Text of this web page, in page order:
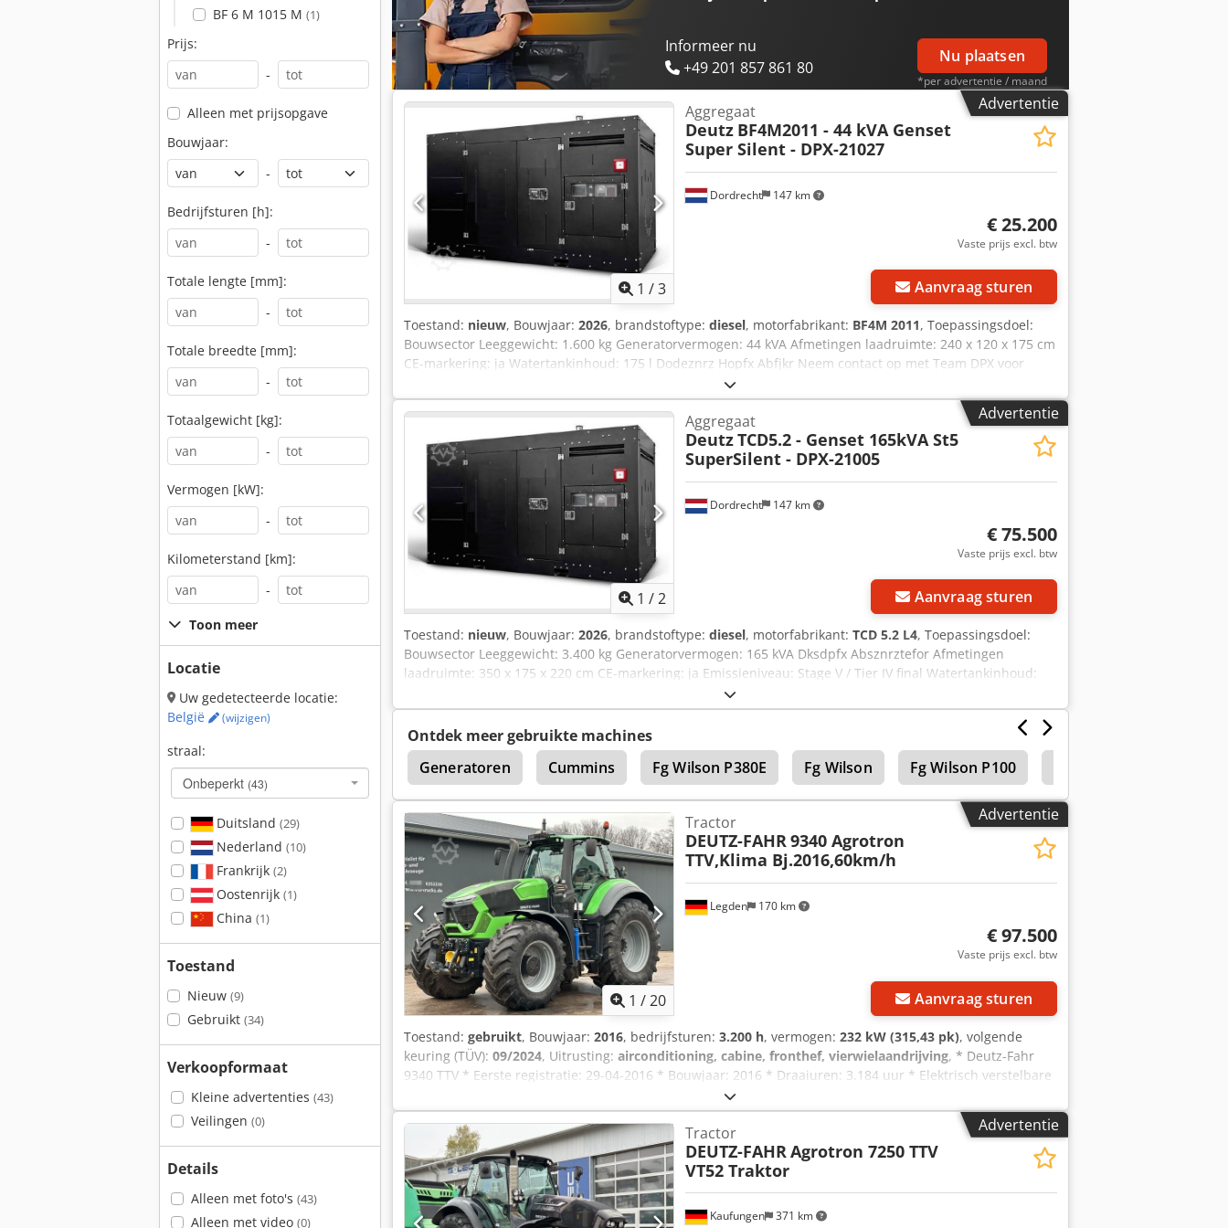
BF 6 M 1015 M (1)
Prijs:
-
Alleen met prijsopgave
Bouwjaar:
-
Bedrijfsturen [h]:
-
Totale lengte [mm]:
-
Totale breedte [mm]:
-
Totaalgewicht [kg]:
-
Vermogen [kW]:
-
Kilometerstand [km]:
-
Toon meer
Locatie
Uw gedetecteerde locatie:
België
(wijzigen)
straal:
Onbeperkt (43)
Duitsland (29)
Nederland (10)
Frankrijk (2)
Oostenrijk (1)
China (1)
Toestand
Nieuw (9)
Gebruikt (34)
Verkoopformaat
Kleine advertenties (43)
Veilingen (0)
Details
Alleen met foto's (43)
Alleen met video (0)
Informeer nu
+49 201 857 861 80
Nu plaatsen
*per advertentie / maand
Advertentie
1 /3
Dordrecht 147 km
Aggregaat
Deutz BF4M2011 - 44 kVA Genset
Super Silent - DPX-21027
€ 25.200
Vaste prijs excl. btw
Aanvraag sturen
Toestand: nieuw, Bouwjaar: 2026, brandstoftype: diesel, motorfabrikant: BF4M 2011, Toepassingsdoel:
Bouwsector Leeggewicht: 1.600 kg Generatorvermogen: 44 kVA Afmetingen laadruimte: 240 x 120 x 175 cm
CE-markering: ja Watertankinhoud: 175 l Dodeznrz Hopfx Abfjkr Neem contact op met Team DPX voor
meer informatie. = Verdere opties en accessoires = - Accu - Bedieningspaneel - Stalen dak - Tankwagen
Advertentie
Vraag meer foto's aan
1 /2
Dordrecht 147 km
Aggregaat
DeutzTCD5.2 - Genset 165kVA St5
SuperSilent - DPX-21005
€ 75.500
Vaste prijs excl. btw
Aanvraag sturen
Toestand: nieuw, Bouwjaar: 2026, brandstoftype: diesel, motorfabrikant: TCD 5.2 L4, Toepassingsdoel:
Bouwsector Leeggewicht: 3.400 kg Generatorvermogen: 165 kVA Dksdpfx Absznrztefor Afmetingen
laadruimte: 350 x 175 x 220 cm CE-markering: ja Emissieniveau: Stage V / Tier IV final Watertankinhoud:
500 l Neem contact op met Team DPX voor meer informatie. = Verdere opties en accessoires = - Accu -
Bedieningspaneel - Stalen dak - Tankwagen
Ontdek meer gebruikte machines
Generatoren
Cummins Fg Wilson P380E Fg Wilson Fg Wilson P100
Fendt F390 Gta Fendt F230 Gt
Advertentie
1 /20
Legden 170 km
Tractor
DEUTZ-FAHR9340 Agrotron
TTV,Klima Bj.2016,60km/h
€ 97.500
Vaste prijs excl. btw
Aanvraag sturen
Toestand: gebruikt, Bouwjaar: 2016, bedrijfsturen: 3.200 h, vermogen: 232 kW (315,43 pk), volgende
keuring (TÜV): 09/2024, Uitrusting: airconditioning, cabine, fronthef, vierwielaandrijving, * Deutz-Fahr
9340 TTV * Eerste registratie: 29-04-2016 * Bouwjaar: 2016 * Draaiuren: 3.184 uur * Elektrisch verstelbare
en verwarmde spiegels * Automatische airconditioning * LED-werklampen * Topsnelheid: 60 km/u *
Voorbereid voor Performance Steering met de ''EASY-STEER''-functie * Bovenste trekhaak, CAT III, voor
voorop gemonteerde werktuigen met automatische vanghaak * Buitenbediening voor voorop
gemonteerde werktuigen met 7-polige en 3-polige voorstekker * Load-Sensing met 210 l/min * Extra
elektrisch bedienbaar hydraulisch ventielblok achterop met 2x dubbelwerkende aansluitingen * Geveerde
en remmende vooras * Voorbereiding voor ISOBUS Djdovht Hnepfx Abfokr * i-Monitor 2, 12'' scherm met
kleurencamera * K80 kogelkoppeling -----Intern voertuignummer: 9251----Fouten en tussenverkoop
Advertentie
Kaufungen 371 km
Tractor
DEUTZ-FAHR Agrotron 7250 TTV
VT52 Traktor